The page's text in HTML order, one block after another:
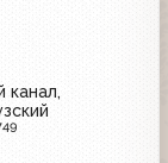
канал,